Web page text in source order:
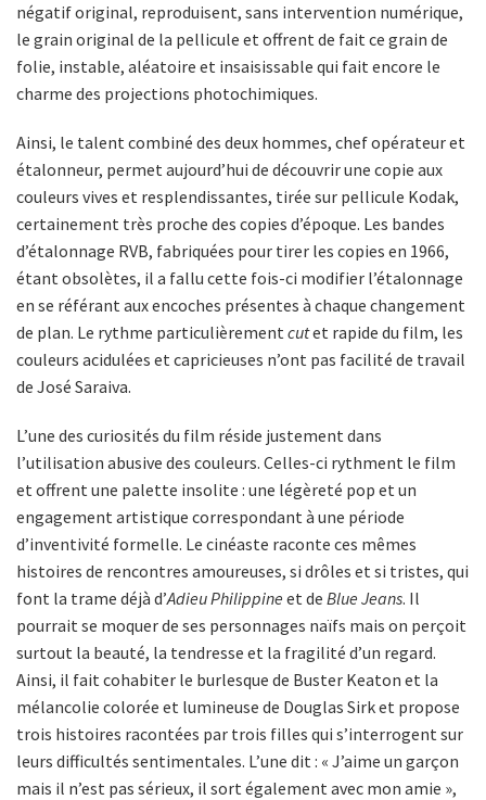
négatif original, reproduisent, sans intervention numérique,
le grain original de la pellicule et offrent de fait ce grain de
folie, instable, aléatoire et insaisissable qui fait encore le
charme des projections photochimiques.
Ainsi, le talent combiné des deux hommes, chef opérateur et
étalonneur, permet aujourd’hui de découvrir une copie aux
couleurs vives et resplendissantes, tirée sur pellicule Kodak,
certainement très proche des copies d’époque. Les bandes
d’étalonnage RVB, fabriquées pour tirer les copies en 1966,
étant obsolètes, il a fallu cette fois-ci modifier l’étalonnage
en se référant aux encoches présentes à chaque changement
de plan. Le rythme particulièrement cutet rapide du film, les
couleurs acidulées et capricieuses n’ont pas facilité de travail
de José Saraiva.
L’une des curiosités du film réside justement dans
l’utilisation abusive des couleurs. Celles-ci rythment le film
et offrent une palette insolite : une légèreté pop et un
engagement artistique correspondant à une période
d’inventivité formelle. Le cinéaste raconte ces mêmes
histoires de rencontres amoureuses, si drôles et si tristes, qui
font la trame déjà d’Adieu Philippine et de Blue Jeans. Il
pourrait se moquer de ses personnages naïfs mais on perçoit
surtout la beauté, la tendresse et la fragilité d’un regard.
Ainsi, il fait cohabiter le burlesque de Buster Keaton et la
mélancolie colorée et lumineuse de Douglas Sirk et propose
trois histoires racontées par trois filles qui s’interrogent sur
leurs difficultés sentimentales. L’une dit : « J’aime un garçon
mais il n’est pas sérieux, il sort également avec mon amie »,